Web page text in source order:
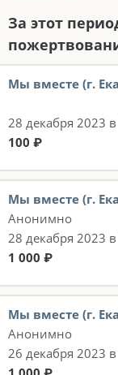
За этот
Мы вместе (г.
28 декабря 2023
100 ₽
Мы вместе (г.
Анонимно
28 декабря 2023
1 000 ₽
Мы вместе (г.
Анонимно
26 декабря 2023